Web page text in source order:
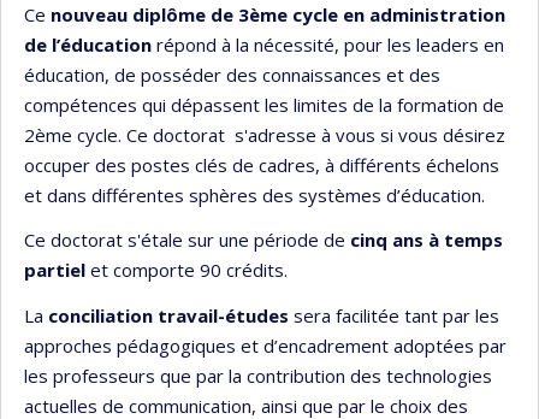
Ce nouveau diplôme de 3ème cycle en administration
de l’éducation répond à la nécessité, pour les leaders en
éducation, de posséder des connaissances et des
compétences qui dépassent les limites de la formation de
2ème cycle. Ce doctorat s'adresse à vous si vous désirez
occuper des postes clés de cadres, à différents échelons
et dans différentes sphères des systèmes d’éducation.
Ce doctorat s'étale sur une période de cinq ans à temps
partiel et comporte 90 crédits.
La conciliation travail-études sera facilitée tant par les
approches pédagogiques et d’encadrement adoptées par
les professeurs que par la contribution des technologies
actuelles de communication, ainsi que par le choix des